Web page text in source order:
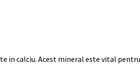
in calciu. Acest mineral este vital